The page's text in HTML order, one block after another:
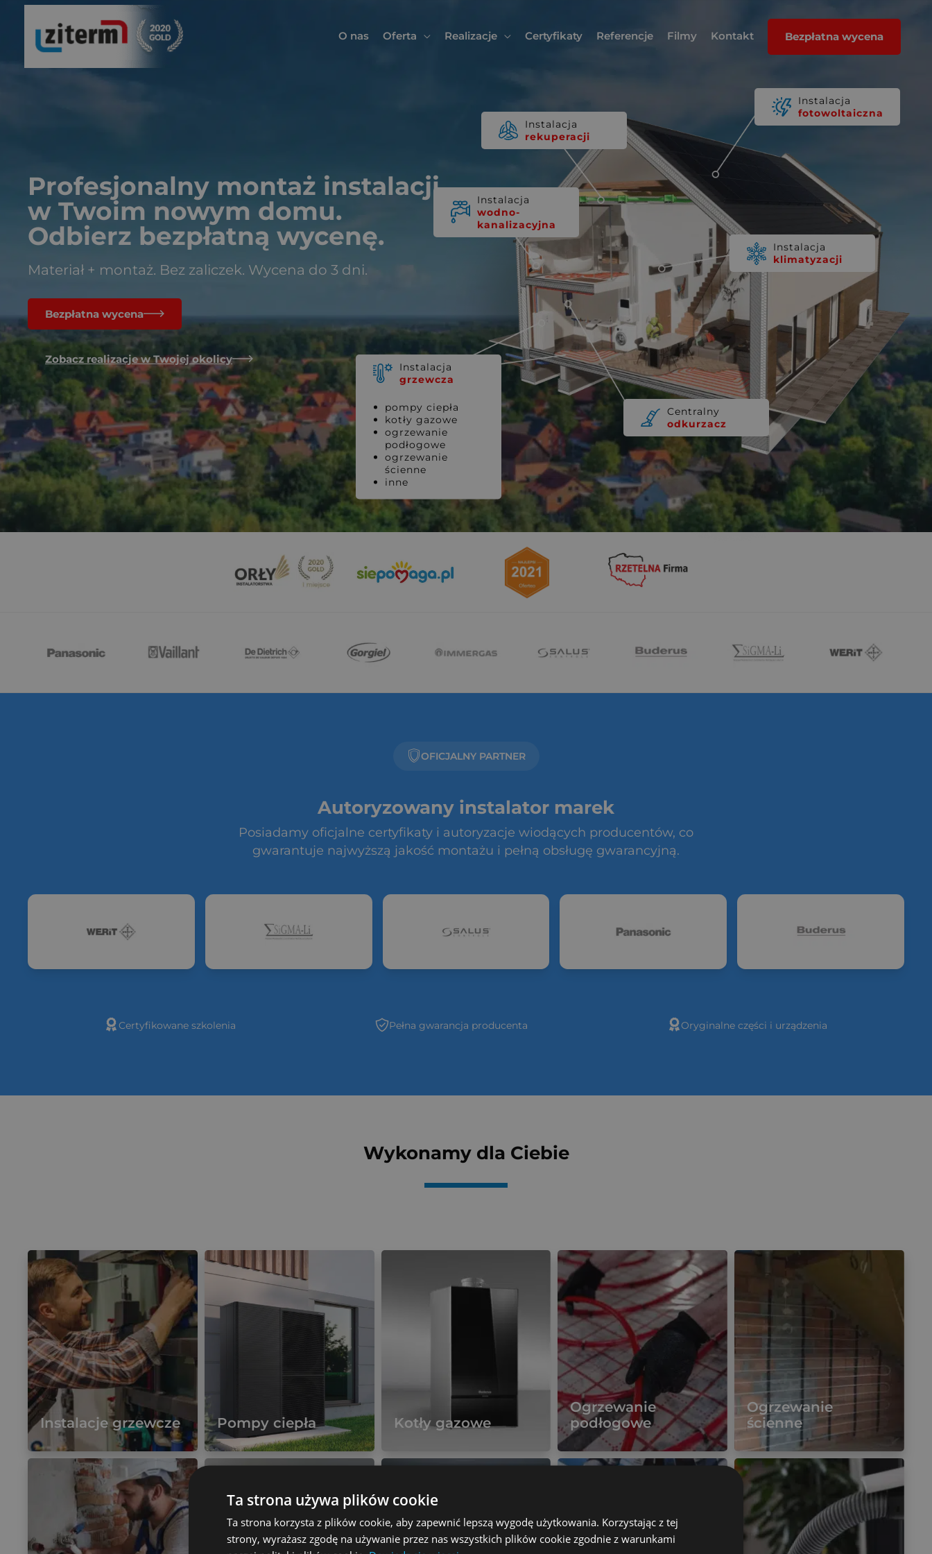
Przejdź
O nas Oferta Realizacje Certyfikaty Referencje Filmy Kontakt Bezpłatna wycena
Profesjonalny montaż instalacji
w Twoim nowym domu.
Odbierz bezpłatną wycenę.
Materiał + montaż. Bez zaliczek. Wycena do 3 dni.
Bezpłatna wycena
Zobacz realizacje w Twojej okolicy
pompy ciepła
kotły gazowe
ogrzewanie
podłogowe
ogrzewanie
ścienne
inne
Instalacja
grzewcza
Instalacja
wodno-
kanalizacyjna
Instalacja
rekuperacji
Instalacja
fotowoltaiczna
Instalacja
klimatyzacji
Centralny
odkurzacz
OFICJALNY PARTNER
Autoryzowany instalator marek
Posiadamy oficjalne certyfikaty i autoryzacje wiodących producentów, co
gwarantuje najwyższą jakość montażu i pełną obsługę gwarancyjną.
Certyfikowane szkolenia Pełna gwarancja producenta Oryginalne części i urządzenia
Wykonamy dla Ciebie
Instalacje grzewcze
Więcej
Pompy ciepła
Więcej
Kotły gazowe
Więcej
Ogrzewanie
podłogowe
Więcej
Ogrzewanie
ścienne
Więcej
Ta strona używa plików cookie
Ta strona korzysta z plików cookie, aby zapewnić lepszą wygodę użytkowania. Korzystając z tej
strony, wyrażasz zgodę na używanie przez nas wszystkich plików cookie zgodnie z warunkami